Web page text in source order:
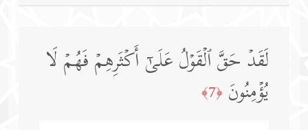
لَقَدۡ حَقَّ ٱلۡقَوۡلُ عَلَىٰۤ أَكۡثَرِهِمۡ فَهُمۡ لَا
یُؤۡمِنُونَ ﴿7﴾